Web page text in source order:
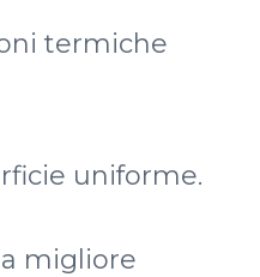
termiche
uniforme.
migliore